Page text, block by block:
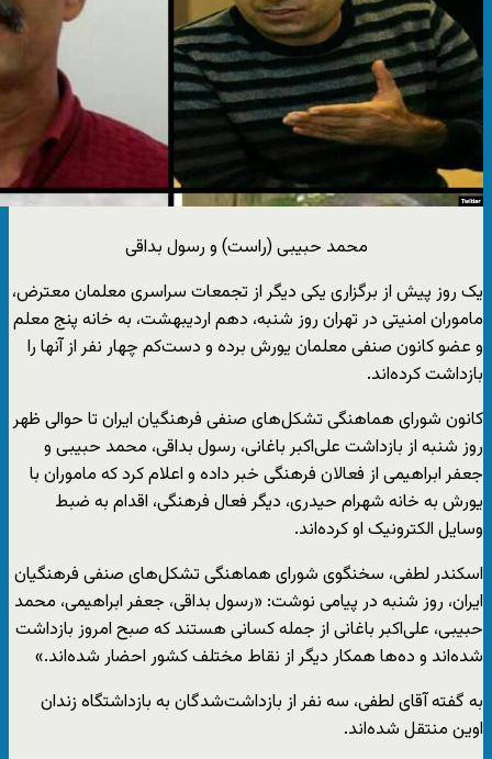
محمد حبیبی (راست) و رسول بداقی
یک روز پیش از برگزاری یکی دیگر از تجمعات سراسری معلمان معترض،
ماموران امنیتی در تهران روز شنبه، دهم اردیبهشت، به خانه پنج معلم
و عضو کانون صنفی معلمان یورش برده و دست‌کم چهار نفر از آنها را
بازداشت کرده‌اند.
کانون شورای هماهنگی تشکل‌های صنفی فرهنگیان ایران تا حوالی ظهر
روز شنبه از بازداشت علی‌اکبر باغانی، رسول بداقی، محمد حبیبی و
جعفر ابراهیمی از فعالان فرهنگی خبر داده و اعلام کرد که ماموران با
یورش به خانه شهرام حیدری، دیگر فعال فرهنگی، اقدام به ضبط
وسایل الکترونیک او کرده‌اند.
اسکندر لطفی، سخنگوی شورای هماهنگی تشکل‌های صنفی فرهنگیان
ایران، روز شنبه در پیامی نوشت: «رسول بداقی، جعفر ابراهیمی، محمد
حبیبی، علی‌اکبر باغانی از جمله کسانی هستند که صبح امروز بازداشت
شده‌اند و ده‌ها همکار دیگر از نقاط مختلف کشور احضار شده‌اند.»
به گفته آقای لطفی، سه نفر از بازداشت‌شدگان به بازداشتگاه زندان
اوین منتقل شده‌اند.